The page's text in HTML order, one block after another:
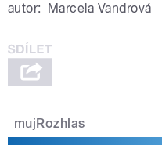
autor: Marcela Vandrová
mujRozhlas